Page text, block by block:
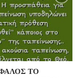
ΤΟ